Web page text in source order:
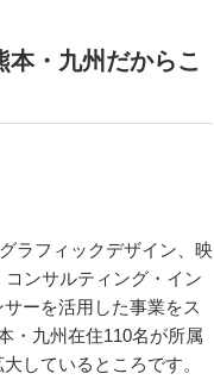
・九州だからこ
ラフィックデザイン、映
ンサルティング・イン
ーを活用した事業をス
・九州在住110名が所属
しているところです。